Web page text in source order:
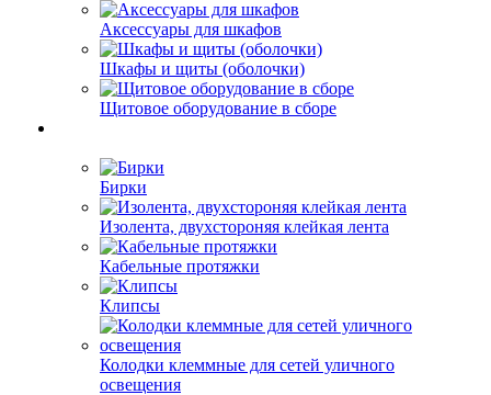
Аксессуары для шкафов
Шкафы и щиты (оболочки)
Щитовое оборудование в сборе
Бирки
Изолента, двухстороняя клейкая лента
Кабельные протяжки
Клипсы
Колодки клеммные для сетей уличного
освещения